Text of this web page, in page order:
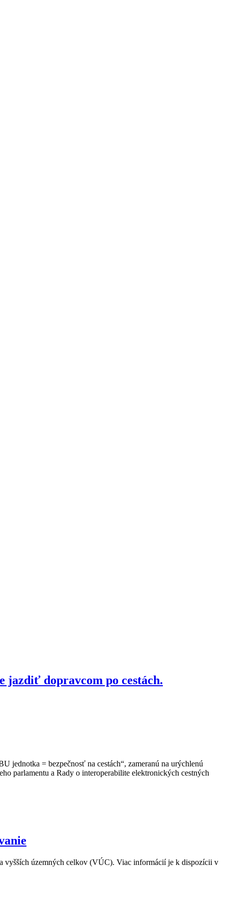
jazdiť dopravcom po cestách.
= bezpečnosť na cestách“, zameranú na urýchlenú
parlamentu a Rady o interoperabilite elektronických cestných
vyšších územných celkov (VÚC). Viac informácií je k dispozícii v